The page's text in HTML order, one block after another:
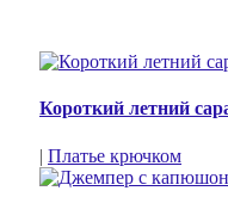
Короткий летний
| Платье крючком